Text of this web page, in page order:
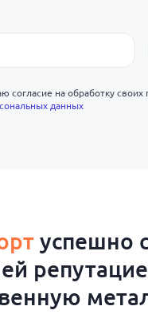
согласие на обработку
данных
успешно